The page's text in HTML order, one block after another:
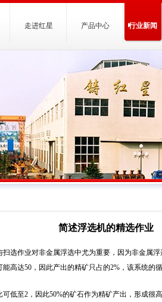
走进红星 产品中心 行业新闻
简述浮选机的精选作业
选作业对非金属浮选中尤为重要，因为非金属
高达50，因此产出的精矿只占的2%，该系统的
低至2，因此50%的矿石作为精矿产出，形成很